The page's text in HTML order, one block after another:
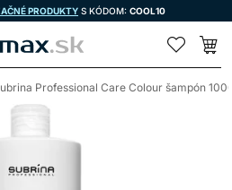
PRODUKTY S KÓDOM: COOL10
Professional Care Colour šampón